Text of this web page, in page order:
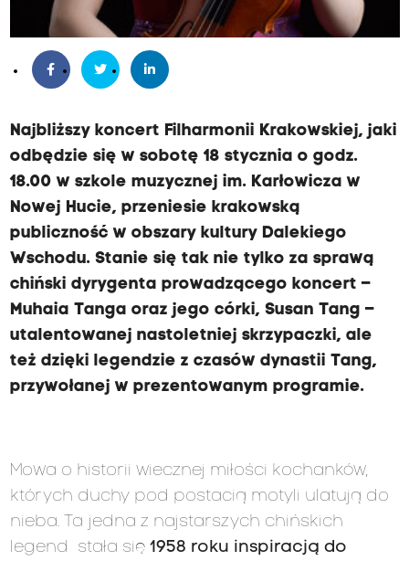
Najbliższy koncert Filharmonii Krakowskiej, jaki
odbędzie się w sobotę 18 stycznia o godz.
18.00 w szkole muzycznej im. Karłowicza w
Nowej Hucie, przeniesie krakowską
publiczność w obszary kultury Dalekiego
Wschodu. Stanie się tak nie tylko za sprawą
chiński dyrygenta prowadzącego koncert –
Muhaia Tanga oraz jego córki, Susan Tang –
utalentowanej nastoletniej skrzypaczki, ale
też dzięki legendzie z czasów dynastii Tang,
przywołanej w prezentowanym programie.
Mowa o historii wiecznej miłości kochanków,
których duchy pod postacią motyli ulatują do
nieba. Ta jedna z najstarszych chińskich
legend stała się 1958 roku inspiracją do